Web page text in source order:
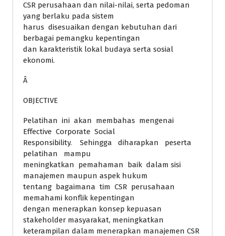
CSR perusahaan dan nilai-nilai, serta pedoman
yang berlaku pada sistem
harus disesuaikan dengan kebutuhan dari
berbagai pemangku kepentingan
dan karakteristik lokal budaya serta sosial
ekonomi.
Â
OBJECTIVE
Pelatihan ini akan membahas mengenai
Effective Corporate Social
Responsibility. Sehingga diharapkan peserta
pelatihan mampu
meningkatkan pemahaman baik dalam sisi
manajemen maupun aspek hukum
tentang bagaimana tim CSR perusahaan
memahami konflik kepentingan
dengan menerapkan konsep kepuasan
stakeholder masyarakat, meningkatkan
keterampilan dalam menerapkan manajemen CSR